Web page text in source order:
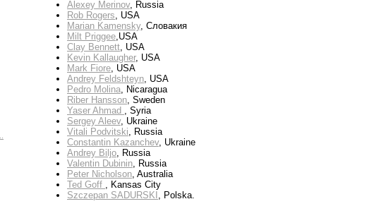
Alexey Merinov, Russia
Rob Rogers, USA
Marian Kamensky, Словакия
Milt Priggee,USA
Clay Bennett, USA
Kevin Kallaugher, USA
Mark Fiore, USA
Andrey Feldshteyn, USA
Pedro Molina, Nicaragua
Riber Hansson, Sweden
Yaser Ahmad , Syria
Sergey Aleev, Ukraine
Vitali Podvitski, Russia
Constantin Kazanchev, Ukraine
Andrey Biljo, Russia
Valentin Dubinin, Russia
Peter Nicholson, Australia
Ted Goff , Kansas City
Szczepan SADURSKI , Polska.